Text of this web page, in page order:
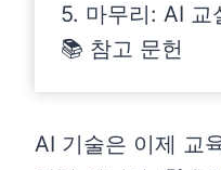
5. 마무리: AI 교
📚 참고 문헌
AI 기술은 이제 교